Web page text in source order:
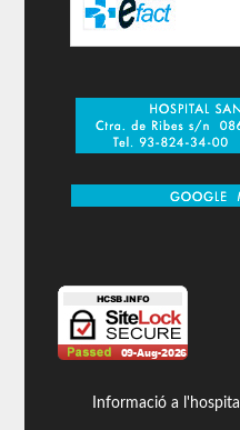
Informació a l'hospital